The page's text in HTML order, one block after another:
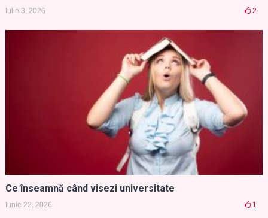
Iulie 3, 2026 2
Ce înseamnă când visezi universitate
Iunie 22, 2026 1